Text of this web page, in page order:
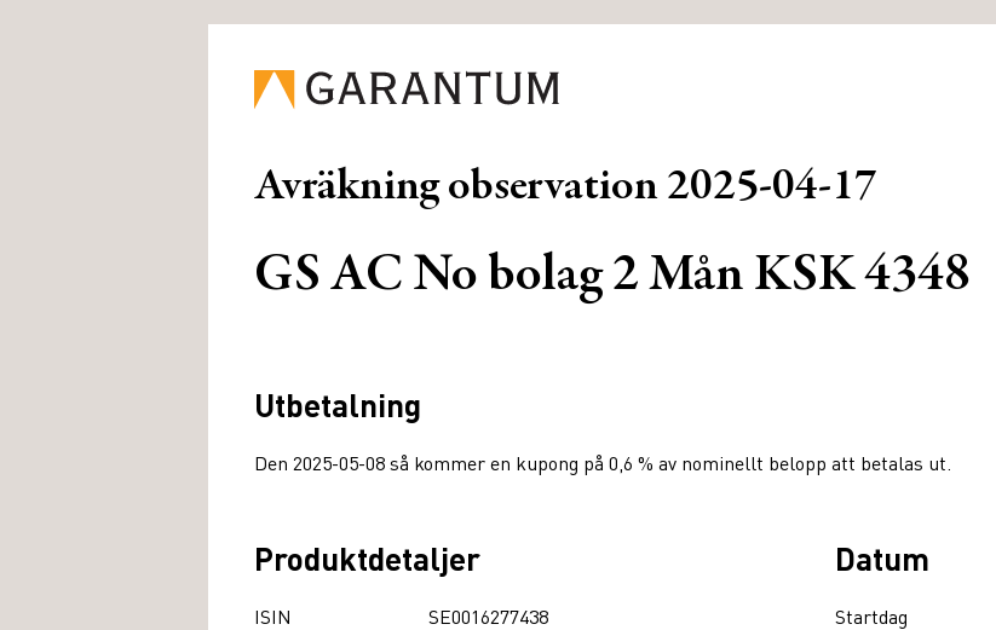
Avräkning observation 2025-04-17
GS AC No bolag 2 Mån KSK 4348
Utbetalning
Den 2025-05-08 så kommer en kupong på 0,6 % av nominellt belopp att betalas ut.
Produktdetaljer
ISIN
SE0016277438
Datum
Startdag